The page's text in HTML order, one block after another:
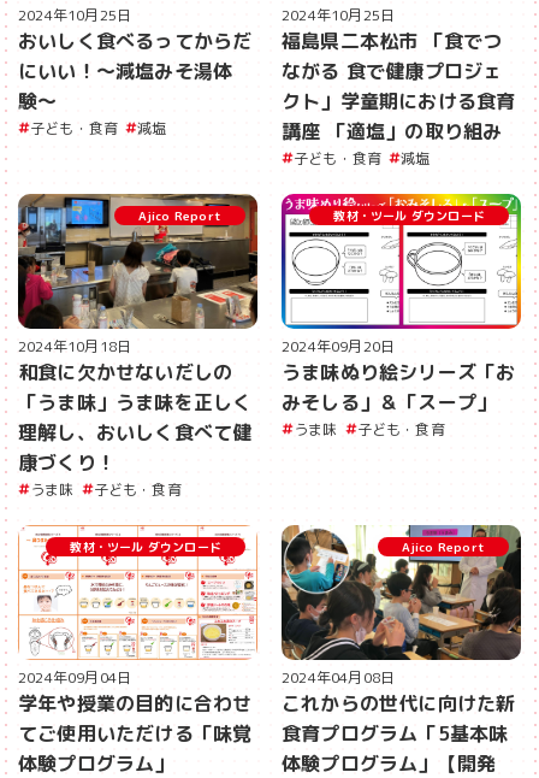
2024年10月25日
おいしく食べるってからだ
にいい！〜減塩みそ湯体
験〜
子ども・食育 減塩
2024年10月25日
福島県二本松市 「食でつ
ながる 食で健康プロジェ
クト」学童期における食育
講座 「適塩」の取り組み
子ども・食育 減塩
Ajico Report
2024年10月18日
和食に欠かせないだしの
「うま味」うま味を正しく
理解し、おいしく食べて健
康づくり！
うま味 子ども・食育
教材・ツール ダウンロード
2024年09月20日
うま味ぬり絵シリーズ「お
みそしる」＆「スープ」
うま味 子ども・食育
教材・ツール ダウンロード
2024年09月04日
学年や授業の目的に合わせ
てご使用いただける「味覚
体験プログラム」
Ajico Report
2024年04月08日
これからの世代に向けた新
食育プログラム「5基本味
体験プログラム」【開発